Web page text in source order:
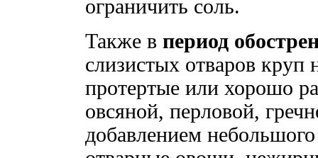
ограничить соль.
Также в период
слизистых отваров круп
протертые или хорошо
овсяной, перловой,
добавлением